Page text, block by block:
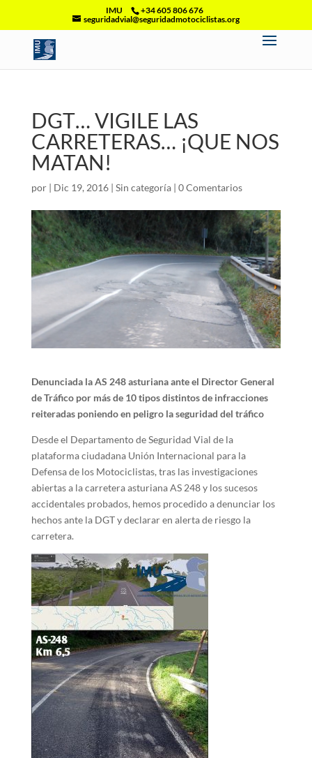
IMU
+34 605 806 676
seguridadvial@seguridadmotociclistas.org
DGT… VIGILE LAS
CARRETERAS… ¡QUE NOS
MATAN!
por | Dic 19, 2016| Sin categoría| 0 Comentarios
Denunciada la AS 248 asturiana ante el Director General
de Tráfico por más de 10 tipos distintos de infracciones
reiteradas poniendo en peligro la seguridad del tráfico
Desde el Departamento de Seguridad Vial de la
plataforma ciudadana Unión Internacional para la
Defensa de los Motociclistas, tras las investigaciones
abiertas a la carretera asturiana AS 248 y los sucesos
accidentales probados, hemos procedido a denunciar los
hechos ante la DGT y declarar en alerta de riesgo la
carretera.